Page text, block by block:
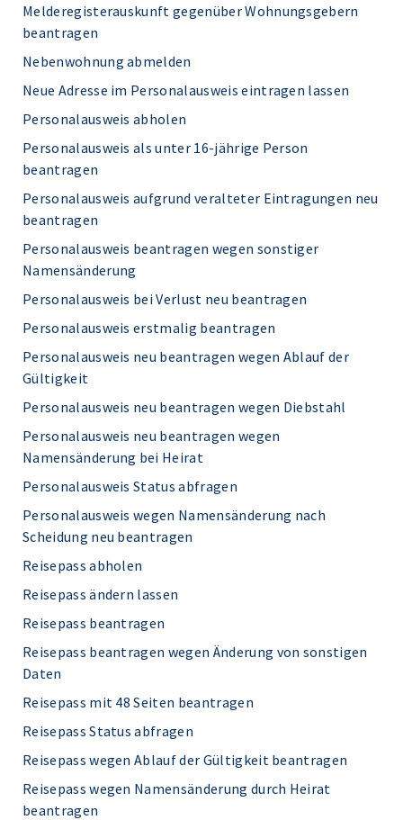
Melderegisterauskunft gegenüber Wohnungsgebern
beantragen
Nebenwohnung abmelden
Neue Adresse im Personalausweis eintragen lassen
Personalausweis abholen
Personalausweis als unter 16-jährige Person
beantragen
Personalausweis aufgrund veralteter Eintragungen neu
beantragen
Personalausweis beantragen wegen sonstiger
Namensänderung
Personalausweis bei Verlust neu beantragen
Personalausweis erstmalig beantragen
Personalausweis neu beantragen wegen Ablauf der
Gültigkeit
Personalausweis neu beantragen wegen Diebstahl
Personalausweis neu beantragen wegen
Namensänderung bei Heirat
Personalausweis Status abfragen
Personalausweis wegen Namensänderung nach
Scheidung neu beantragen
Reisepass abholen
Reisepass ändern lassen
Reisepass beantragen
Reisepass beantragen wegen Änderung von sonstigen
Daten
Reisepass mit 48 Seiten beantragen
Reisepass Status abfragen
Reisepass wegen Ablauf der Gültigkeit beantragen
Reisepass wegen Namensänderung durch Heirat
beantragen